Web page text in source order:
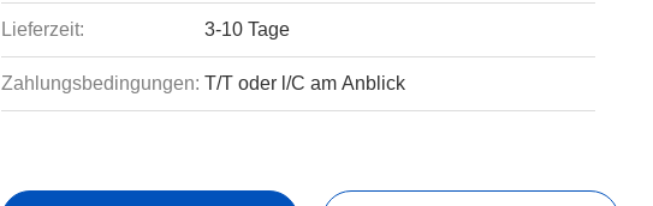
Lieferzeit: 3-10 Tage
Zahlungsbedingungen: T/T oder l/C am Anblick